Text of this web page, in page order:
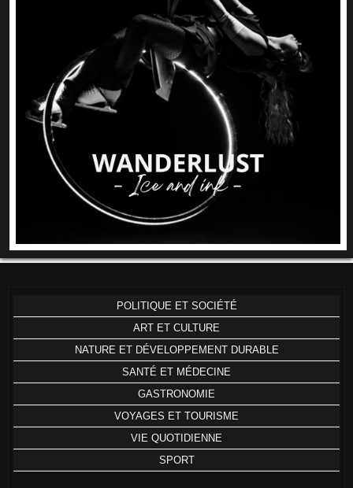
POLITIQUE ET SOCIÉTÉ
ART ET CULTURE
NATURE ET DÉVELOPPEMENT DURABLE
SANTÉ ET MÉDECINE
GASTRONOMIE
VOYAGES ET TOURISME
VIE QUOTIDIENNE
SPORT